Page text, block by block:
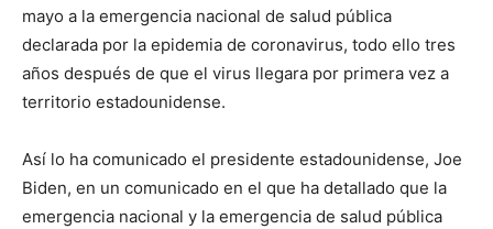
mayo a la emergencia nacional de salud pública
declarada por la epidemia de coronavirus, todo ello tres
años después de que el virus llegara por primera vez a
territorio estadounidense.
Así lo ha comunicado el presidente estadounidense, Joe
Biden, en un comunicado en el que ha detallado que la
emergencia nacional y la emergencia de salud pública